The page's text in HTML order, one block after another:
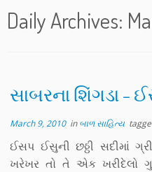
Daily Archives:
સાબરના શિંગડા
March 9, 2010inબાળ સાહિત્ય
ઈસપ ઈસુની છઠ્ઠી સદીમાં
ખરેખર તો તે એક ખરીદેલો